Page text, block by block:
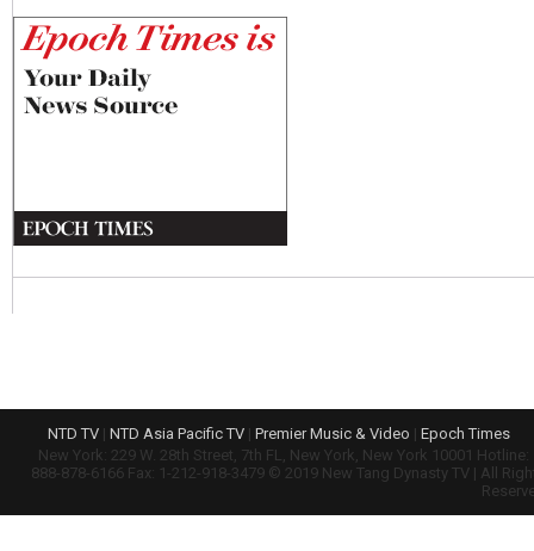
NTD TV | NTD Asia Pacific TV | Premier Music & Video | Epoch Times
New York: 229 W. 28th Street, 7th FL, New York, New York 10001 Hotline:
888-878-6166 Fax: 1-212-918-3479 © 2019 New Tang Dynasty TV | All